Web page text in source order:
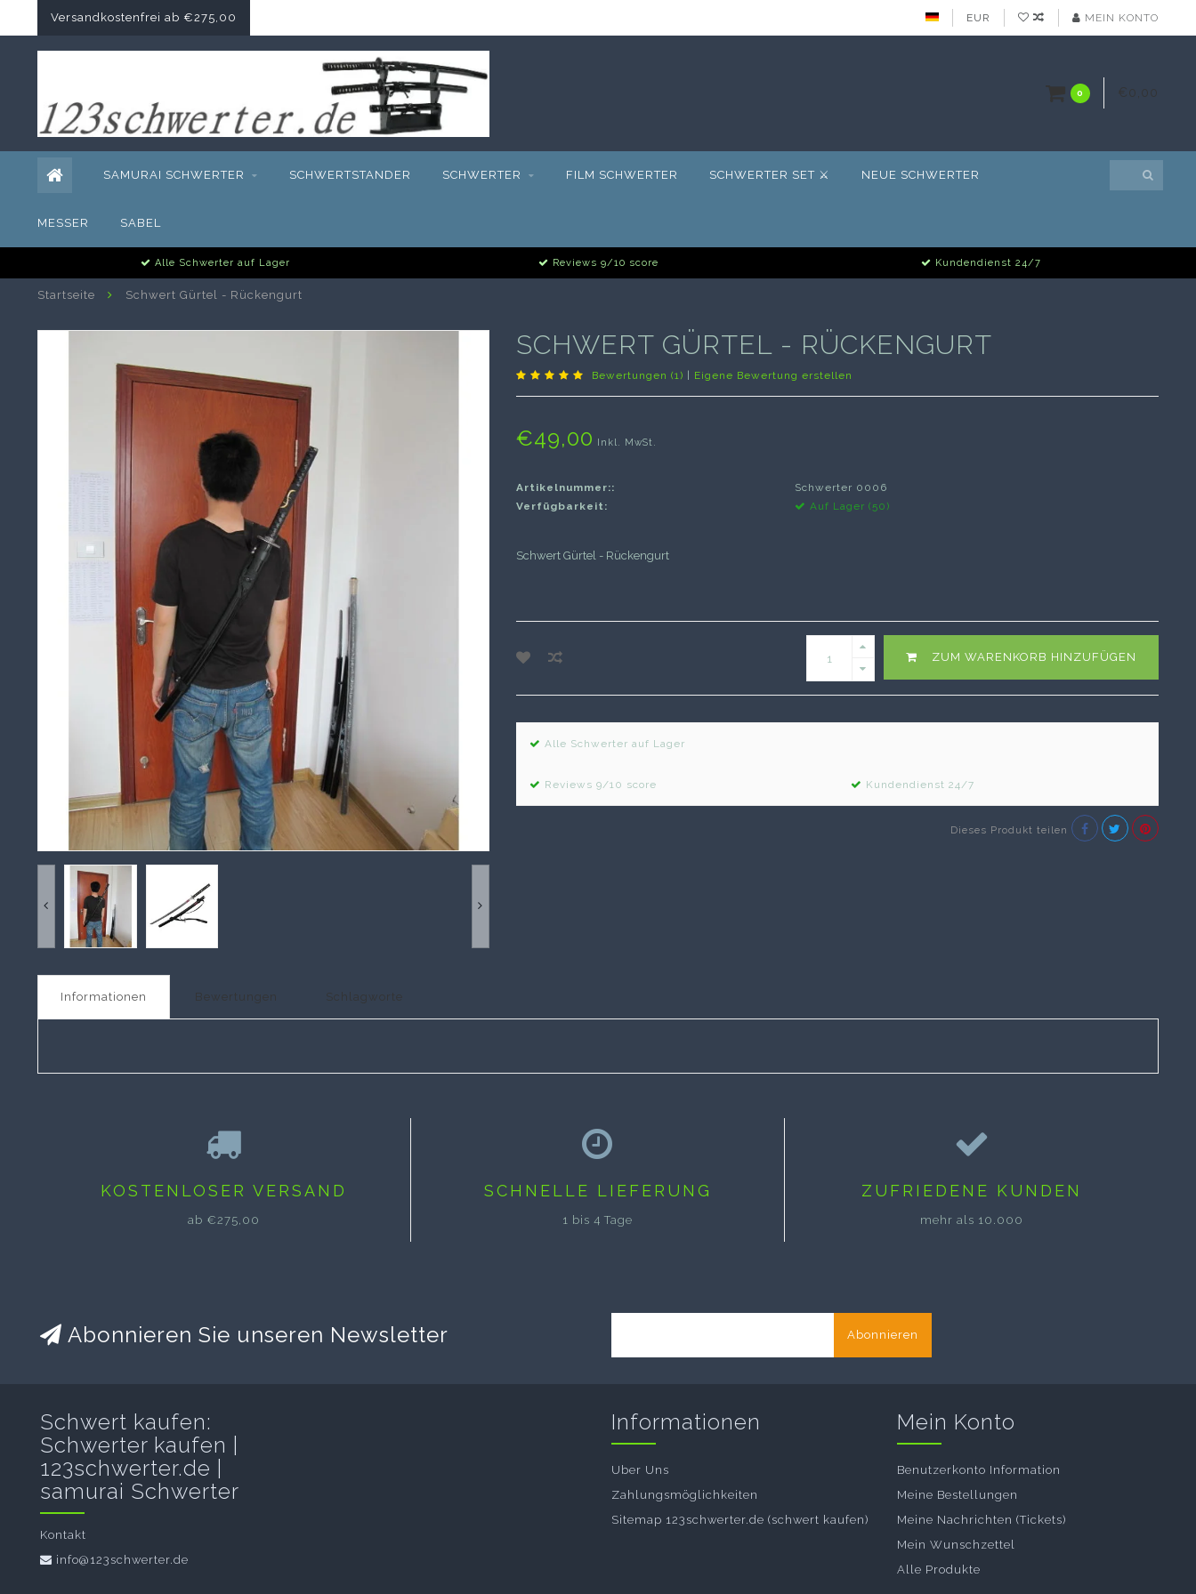
Versandkostenfrei ab €275,00 EUR MEIN KONTO
0 €0,00
SAMURAI SCHWERTER SCHWERTSTANDER SCHWERTER FILM SCHWERTER SCHWERTER SET ⚔️ NEUE SCHWERTER
MESSER SABEL
Alle Schwerter auf Lager Reviews 9/10 score Kundendienst 24/7
Startseite Schwert Gürtel - Rückengurt
SCHWERT GÜRTEL - RÜCKENGURT
Bewertungen (1) Eigene Bewertung erstellen
€49,00 Inkl. MwSt.
Artikelnummer::
Schwerter 0006
Verfügbarkeit:
Auf Lager (50)
Schwert Gürtel - Rückengurt
ZUM WARENKORB HINZUFÜGEN
Alle Schwerter auf Lager
Reviews 9/10 score Kundendienst 24/7
Dieses Produkt teilen
Informationen Bewertungen Schlagworte
KOSTENLOSER VERSAND
ab €275,00
SCHNELLE LIEFERUNG
1 bis 4 Tage
ZUFRIEDENE KUNDEN
mehr als 10.000
Abonnieren Sie unseren Newsletter Abonnieren
Schwert kaufen:
Schwerter kaufen |
123schwerter.de |
samurai Schwerter
Kontakt
info@123schwerter.de
Informationen
Uber Uns
Zahlungsmöglichkeiten
Sitemap 123schwerter.de (schwert kaufen)
Mein Konto
Benutzerkonto Information
Meine Bestellungen
Meine Nachrichten (Tickets)
Mein Wunschzettel
Alle Produkte